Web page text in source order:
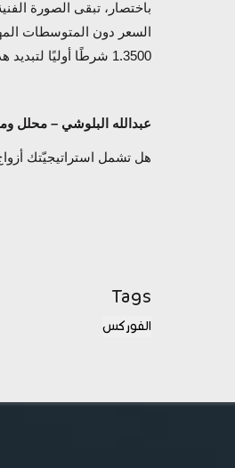
باختصار، تبقى الصورة
1.3500 شرطًا أوليًا لتبديد هذه النظرة السلبية.
عبدالله البلوشي – محلل
هل تشمل استراتيجيّتك
Tags
الفوركس